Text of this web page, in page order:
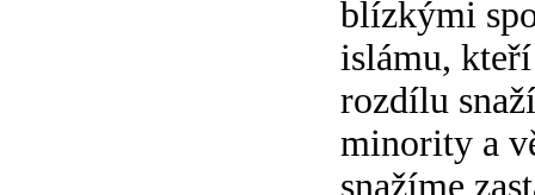
blízkými
islámu,
rozdílu
minority a
snažíme